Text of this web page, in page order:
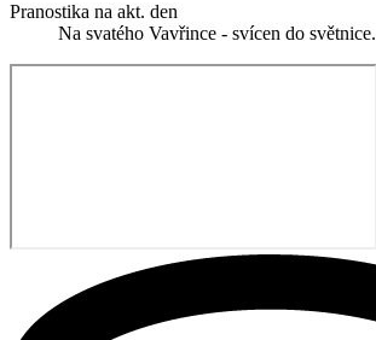
Pranostika na akt. den
Na svatého Vavřince - svícen do světnice.